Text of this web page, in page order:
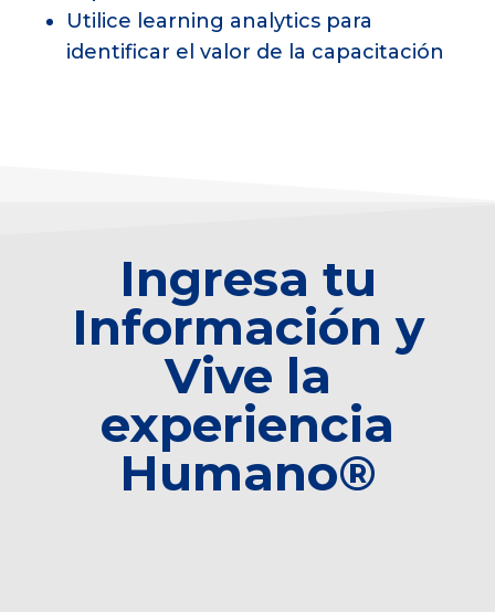
Utilice learning analytics para
identificar el valor de la capacitación
Ingresa tu
Información y
Vive la
experiencia
Humano®